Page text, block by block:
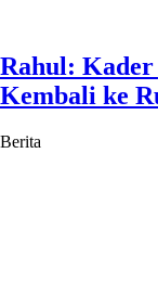
Rahul:
Kembali ke
Berita